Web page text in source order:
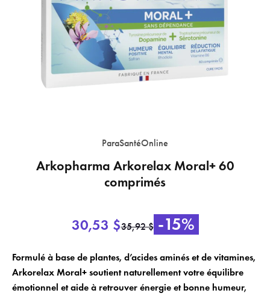
ParaSantéOnline
Arkopharma Arkorelax Moral+ 60
comprimés
30,53 $35,92 $ -15%
Formulé à base de plantes, d’acides aminés et de vitamines,
Arkorelax Moral+ soutient naturellement votre équilibre
émotionnel et aide à retrouver énergie et bonne humeur,
Ajouter à la liste de souhaits ×
add_circle_outline Créer une nouvelle liste
Nom de la liste de souhaits
de souhaits.